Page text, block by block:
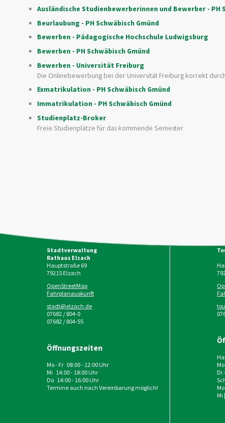
Ausländische Studienbewerberinnen und Bewerber - PH
Beurlaubung - PH Schwäbisch Gmünd
Bewerben - Pädagogische Hochschule Ludwigsburg
Bewerben - PH Schwäbisch Gmünd
Bewerben - Universität Freiburg
Die Onlinebewerbung bei der Universität Freiburg korrekt
Exmatrikulation - PH Schwäbisch Gmünd
Immatrikulation - PH Schwäbisch Gmünd
Studienplatz-Broker
Freie Studienplätze für das kommende Semester
Stadtverwaltung
Rathaus Elzach
Hauptstraße 69
79215Elzach
OpenStreetMap
Fahrplanauskunft
stadt@elzach.de
07682 / 804-0
07682 / 804-55
Öffnungszeiten
Mo - Fr 08:00 - 12:00 Uhr
Mi 14:00 - 18:00 Uhr
Do 14:00 - 16:00 Uhr
Termine auch nach Vereinbarung möglich!
Di
Mi